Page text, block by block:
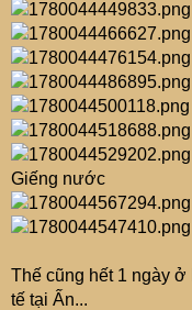
Giếng nước
Thế cũng hết 1 ngày
tế tại Ấn...